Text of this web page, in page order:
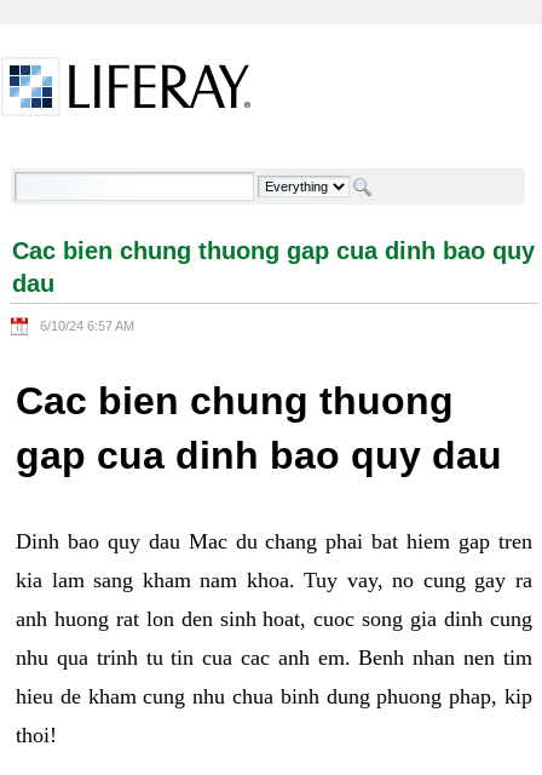
Cac bien chung thuong gap cua dinh bao quy dau -
Cac bien chung thuong gap cua dinh bao quy
dau
6/10/24 6:57 AM
Cac bien chung thuong
gap cua dinh bao quy dau
Dinh bao quy dau Mac du chang phai bat hiem gap tren
kia lam sang kham nam khoa. Tuy vay, no cung gay ra
anh huong rat lon den sinh hoat, cuoc song gia dinh cung
nhu qua trinh tu tin cua cac anh em. Benh nhan nen tim
hieu de kham cung nhu chua binh dung phuong phap, kip
thoi!